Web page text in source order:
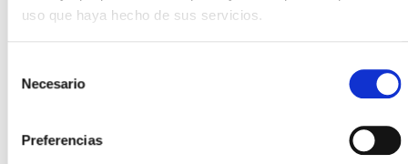
uso que haya hecho de sus servicios.
Necesario
Preferencias
+ Suscribirse